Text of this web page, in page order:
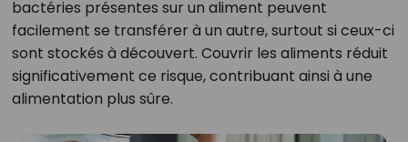
bactéries présentes sur un aliment peuvent
facilement se transférer à un autre, surtout si ceux-ci
sont stockés à découvert. Couvrir les aliments réduit
significativement ce risque, contribuant ainsi à une
alimentation plus sûre.